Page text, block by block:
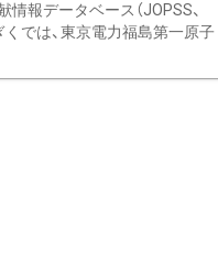
報データベース（JOPSS、
くでは、東京電力福島第一原子